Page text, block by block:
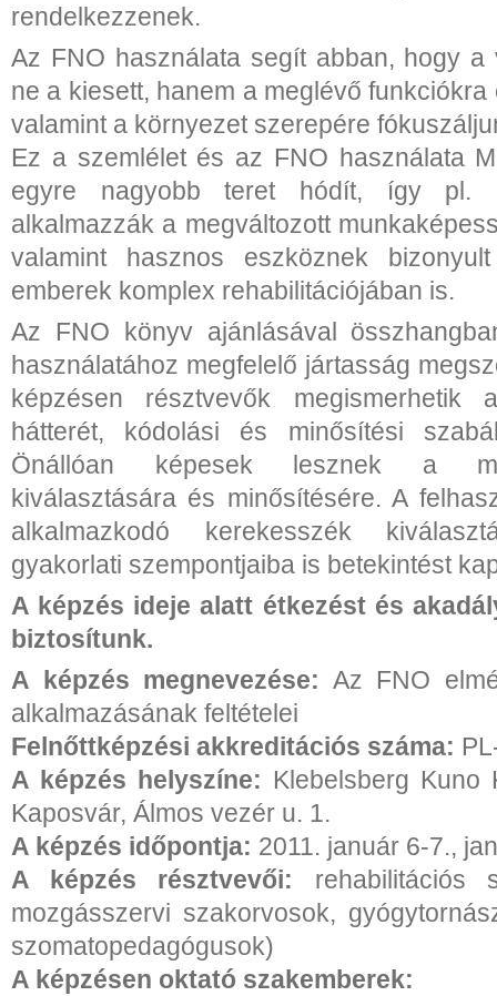
rendelkezzenek.
Az FNO használata segít abban, hogy a
ne a kiesett, hanem a meglévő
valamint a környezet szerepére
Ez a szemlélet és az FNO használata
egyre nagyobb teret hódít, így pl.
alkalmazzák a megváltozott
valamint hasznos eszköznek
emberek komplex rehabilitációjában is.
Az FNO könyv ajánlásával
használatához megfelelő jártasság
képzésen résztvevők megismerhetik
hátterét, kódolási és minősítési
Önállóan képesek lesznek a
kiválasztására és minősítésére. A
alkalmazkodó kerekesszék
gyakorlati szempontjaiba is betekintést
A képzés ideje alatt étkezést és
biztosítunk.
A képzés megnevezése: Az FNO
alkalmazásának feltételei
Felnőttképzési akkreditációs száma:
A képzés helyszíne: Klebelsberg Kuno
Kaposvár, Álmos vezér u. 1.
A képzés időpontja: 2011. január 6-7.,
A képzés résztvevői: rehabilitációs
mozgásszervi szakorvosok,
szomatopedagógusok)
A képzésen oktató szakemberek: